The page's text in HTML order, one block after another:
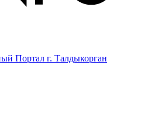
Портал г. Талдыкорган